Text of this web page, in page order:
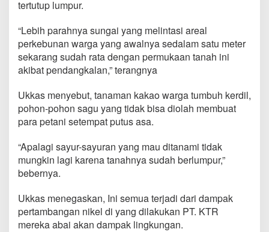
tertutup lumpur.
“Lebih parahnya sungai yang melintasi areal
perkebunan warga yang awalnya sedalam satu meter
sekarang sudah rata dengan permukaan tanah ini
akibat pendangkalan,” terangnya
Ukkas menyebut, tanaman kakao warga tumbuh kerdil,
pohon-pohon sagu yang tidak bisa diolah membuat
para petani setempat putus asa.
“Apalagi sayur-sayuran yang mau ditanami tidak
mungkin lagi karena tanahnya sudah berlumpur,”
bebernya.
Ukkas menegaskan, Ini semua terjadi dari dampak
pertambangan nikel di yang dilakukan PT. KTR
mereka abai akan dampak lingkungan.